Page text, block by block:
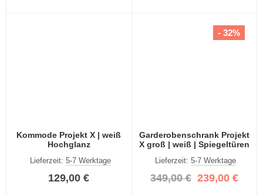
Kommode Projekt X | weiß
Hochglanz
Lieferzeit: 5-7 Werktage
129,00 €
Garderobenschrank Projekt
X groß | weiß | Spiegeltüren
Lieferzeit:5-7 Werktage
349,00 € 239,00 €
- 32%